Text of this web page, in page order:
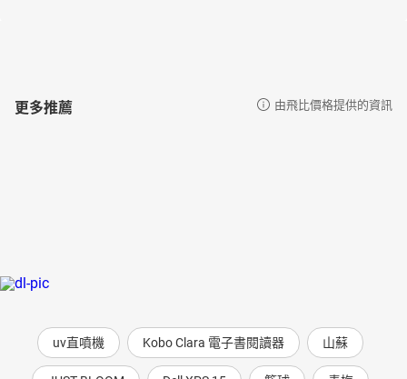
更多推薦 由飛比價格提供的資訊
uv直噴機 Kobo Clara 電子書閱讀器 山蘇